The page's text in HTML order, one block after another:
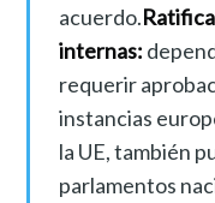
acuerdo.
internas:
requerir
instancias
la UE, también
parlamentos